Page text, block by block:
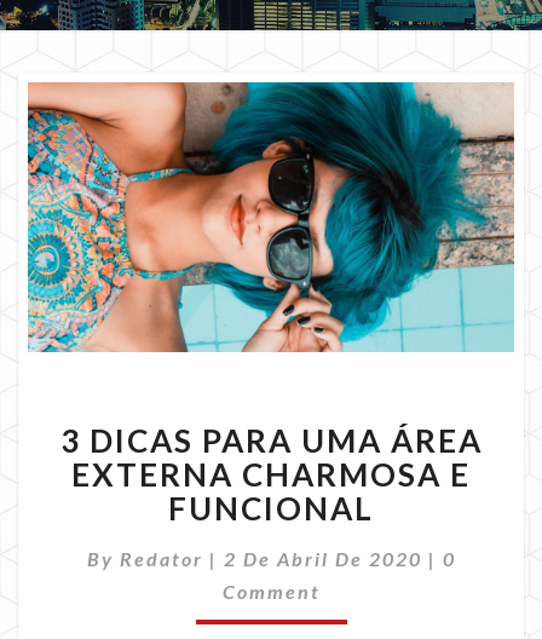
DICAS
PARA
UMA
ÁREA
CHARMOSA
E
FUNCIONAL
3 DICAS PARA UMA ÁREA
EXTERNA CHARMOSA E
FUNCIONAL
By Redator | 2 De Abril De 2020 | 0
Comment